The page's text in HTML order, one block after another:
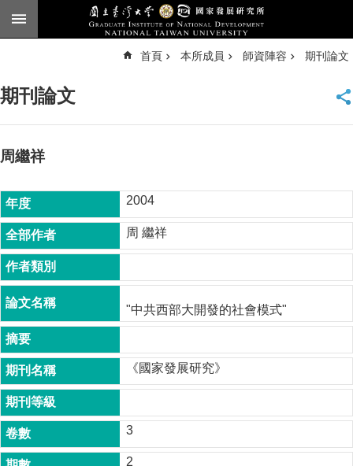
跳到主要內容區塊
臺
頁
公
告
本
所
簡
介
本
所
成
員
博
士
班
首頁 本所成員 師資陣容 期刊論文
期刊論文
周繼祥
2004
周 繼祥
"中共西部大開發的社會模式"
《國家發展研究》
3
2